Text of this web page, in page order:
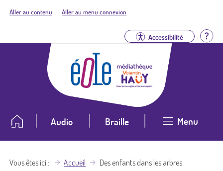
Aller au contenu Aller au menu connexion
Accessibilité
Audio Braille Menu
Vous êtes ici Accueil Des enfants dans les arbres